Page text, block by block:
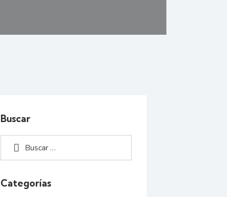
Buscar
Categorías